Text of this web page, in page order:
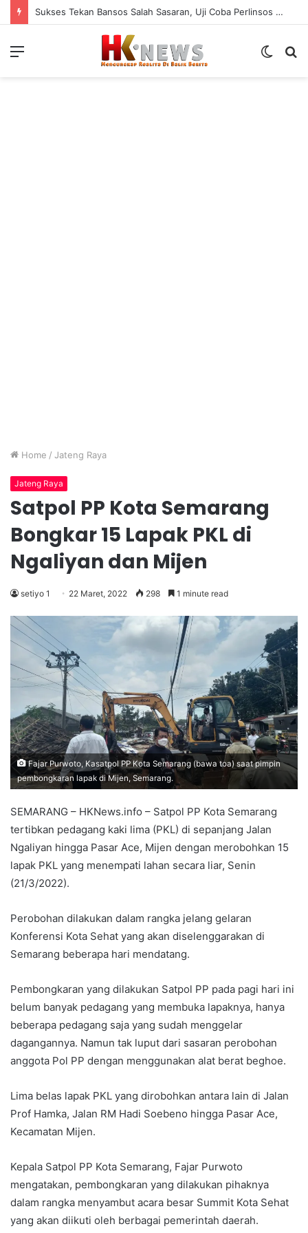
Sukses Tekan Bansos Salah Sasaran, Uji Coba Perlinsos Digital di Surabaya Hampir 100 Persen
Menu
Switch
Home / Jateng Raya
Jateng Raya
Satpol PP Kota Semarang
Bongkar 15 Lapak PKL di
Ngaliyan dan Mijen
setiyo 1 22 Maret, 2022 298 1 minute read
Fajar Purwoto, Kasatpol PP Kota Semarang (bawa toa) saat pimpin
pembongkaran lapak di Mijen, Semarang.
SEMARANG – HKNews.info – Satpol PP Kota Semarang
tertibkan pedagang kaki lima (PKL) di sepanjang Jalan
Ngaliyan hingga Pasar Ace, Mijen dengan merobohkan 15
lapak PKL yang menempati lahan secara liar, Senin
(21/3/2022).
Perobohan dilakukan dalam rangka jelang gelaran
Konferensi Kota Sehat yang akan diselenggarakan di
Semarang beberapa hari mendatang.
Pembongkaran yang dilakukan Satpol PP pada pagi hari ini
belum banyak pedagang yang membuka lapaknya, hanya
beberapa pedagang saja yang sudah menggelar
dagangannya. Namun tak luput dari sasaran perobohan
anggota Pol PP dengan menggunakan alat berat beghoe.
Lima belas lapak PKL yang dirobohkan antara lain di Jalan
Prof Hamka, Jalan RM Hadi Soebeno hingga Pasar Ace,
Kecamatan Mijen.
Kepala Satpol PP Kota Semarang, Fajar Purwoto
mengatakan, pembongkaran yang dilakukan pihaknya
dalam rangka menyambut acara besar Summit Kota Sehat
yang akan diikuti oleh berbagai pemerintah daerah.